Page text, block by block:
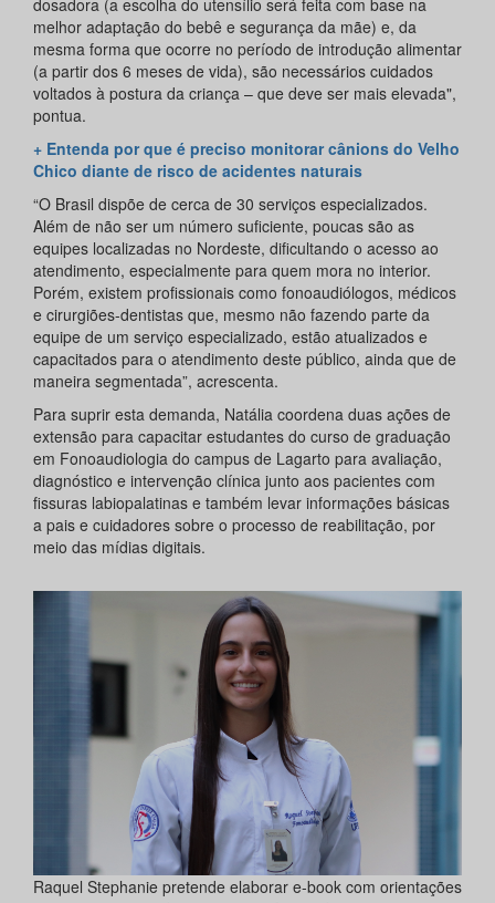
melhor adaptação do bebê e segurança da mãe) e, da
mesma forma que ocorre no período de introdução alimentar
(a partir dos 6 meses de vida), são necessários cuidados
voltados à postura da criança – que deve ser mais elevada",
pontua.
+ Entenda por que é preciso monitorar cânions do Velho
Chico diante de risco de acidentes naturais
“O Brasil dispõe de cerca de 30 serviços especializados.
Além de não ser um número suficiente, poucas são as
equipes localizadas no Nordeste, dificultando o acesso ao
atendimento, especialmente para quem mora no interior.
Porém, existem profissionais como fonoaudiólogos, médicos
e cirurgiões-dentistas que, mesmo não fazendo parte da
equipe de um serviço especializado, estão atualizados e
capacitados para o atendimento deste público, ainda que de
maneira segmentada”, acrescenta.
Para suprir esta demanda, Natália coordena duas ações de
extensão para capacitar estudantes do curso de graduação
em Fonoaudiologia do campus de Lagarto para avaliação,
diagnóstico e intervenção clínica junto aos pacientes com
fissuras labiopalatinas e também levar informações básicas
a pais e cuidadores sobre o processo de reabilitação, por
meio das mídias digitais.
Raquel Stephanie pretende elaborar e-book com orientações